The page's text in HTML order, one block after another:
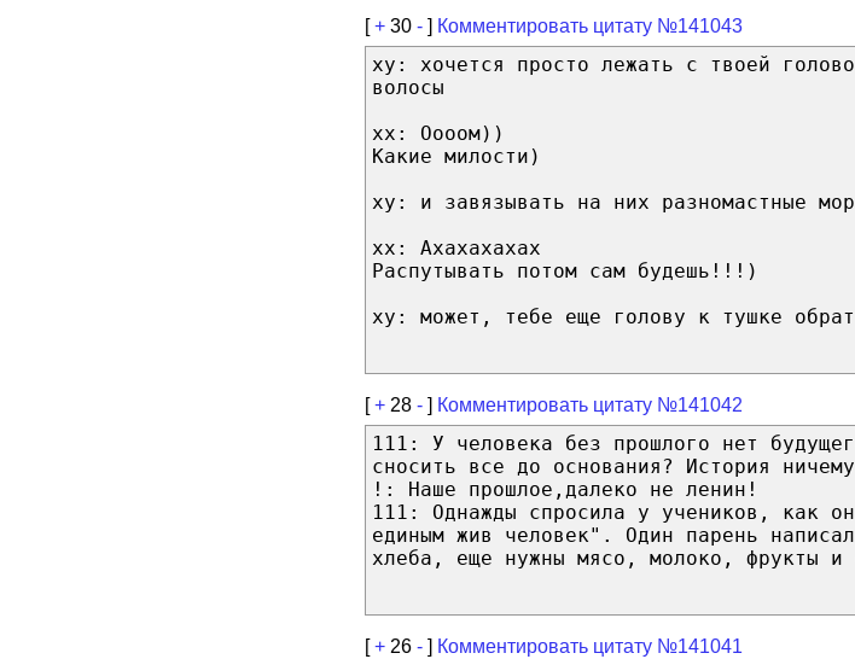
[+ 30 - ] Комментировать цитату №141043
xy: хочется просто лежать с твоей
волосы
xx: Оооом))
Какие милости)
xy: и завязывать на них разномастные
xx: Ахахахахах
Распутывать потом сам будешь!!!)
xy: может, тебе еще голову к тушке
[+ 28 - ] Комментировать цитату №141042
111: У человека без прошлого нет
сносить все до основания? История
!: Наше прошлое,далеко не ленин!
111: Однажды спросила у учеников, как
единым жив человек". Один парень
хлеба, еще нужны мясо, молоко, фрукты
[+ 26 - ] Комментировать цитату №141041